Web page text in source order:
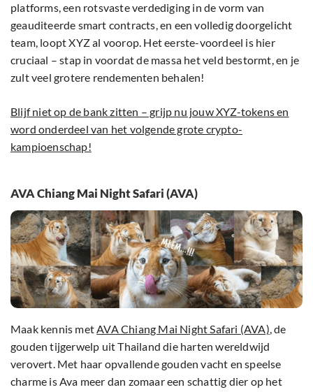
platforms, een rotsvaste verdediging in de vorm van
geauditeerde smart contracts, en een volledig doorgelicht
team, loopt XYZ al voorop. Het eerste-voordeel is hier
cruciaal – stap in voordat de massa het veld bestormt, en je
zult veel grotere rendementen behalen!
Blijf niet op de bank zitten – grijp nu jouw XYZ-tokens en
word onderdeel van het volgende grote crypto-
kampioenschap!
AVA Chiang Mai Night Safari (AVA)
Maak kennis metAVA Chiang Mai Night Safari (AVA), de
gouden tijgerwelp uit Thailand die harten wereldwijd
verovert. Met haar opvallende gouden vacht en speelse
charme is Ava meer dan zomaar een schattig dier op het